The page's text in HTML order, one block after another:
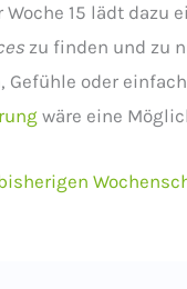
15 lädt dazu
zu finden und zu
Gefühle oder
wäre eine